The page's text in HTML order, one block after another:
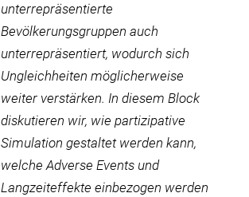
unterrepräsentierte
Bevölkerungsgruppen auch
unterrepräsentiert, wodurch sich
Ungleichheiten möglicherweise
weiter verstärken. In diesem Block
diskutieren wir, wie partizipative
Simulation gestaltet werden kann,
welche Adverse Events und
Langzeiteffekte einbezogen werden